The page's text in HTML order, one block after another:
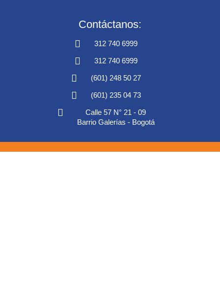
Contáctanos:
312 740 6999
312 740 6999
(601) 248 50 27
(601) 235 04 73
Calle 57 N° 21 - 09
Barrio Galerías - Bogotá